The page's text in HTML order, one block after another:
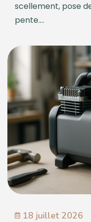
scellement, pose
pente....
18 juillet 2026